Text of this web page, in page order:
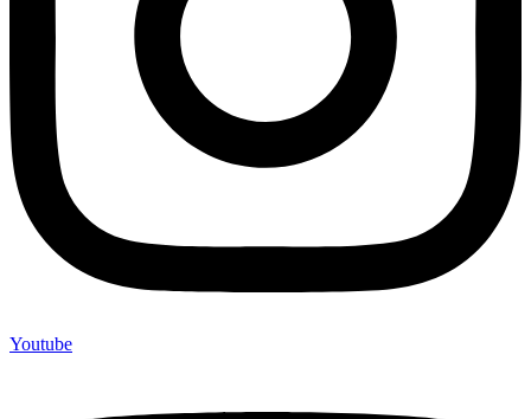
Youtube